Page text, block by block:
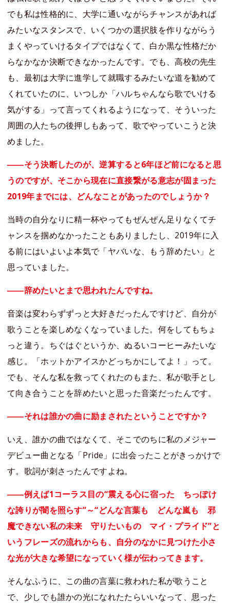
でも私は性格的に、大学に通いながらチャンスがあれば
みたいなスタンスで、いくつかの選択肢を作りながらう
まくやっていけるタイプではなくて、白か黒な性格だか
らなかなか決断できなかったんです。でも、高校の先生
も、最初は大学に進学して就職するみたいな道を勧めて
くれていたのに、いつしか「ハルちゃんなら歌でいける
気がする」って言ってくれるようになって、そういった
周囲の人たちの後押しもあって、歌でやっていこうと決
めました。
――そう決断したのが、逆算すると6年ほど前になると思
うのですが、そこから現在に直接繋がる意志が固まった
2019年までには、どんなことがあったのでしょうか？
当時の自分なりに精一杯やってもぜんぜん足りなくてチ
ャンスを掴めなかったこともありましたし、2019年に入
る前にはいよいよ本気で「ヤバいな、もう辞めたい」と
思っていました。
――辞めたいとまで思われたんですね。
音楽は変わらずずっと大好きだったんですけど、自分が
歌うことを楽しめなくなっていました。何をしてもちょ
っと違う。ちぐはぐというか、ぬるいコーヒーみたいな
感じ。「ホットかアイスかどっちかにしてよ！」って。
でも、そんな私を救ってくれたのもまた、私が歌手とし
て向き合うことを辞めたいと思った音楽だったんです。
――それは誰かの曲に励まされたということですか？
いえ、誰かの曲ではなくて、そこでのちに私のメジャー
デビュー曲となる「Pride」に出会ったことがきっかけで
す。歌詞が刺さったんですよね。
――例えば1コーラス目の“震える心に宿った ちっぽけ
な誇りが闇を照らす”～“どんな言葉も どんな嵐も 邪
魔できない私の未来 守りたいもの マイ・プライド”と
いうフレーズの流れからも、自分のなかに見つけた小さ
な光が大きな希望になっていく様が伝わってきます。
そんなふうに、この曲の言葉に救われた私が歌うこと
で、少しでも誰かの光になれたたらいいなって、思った